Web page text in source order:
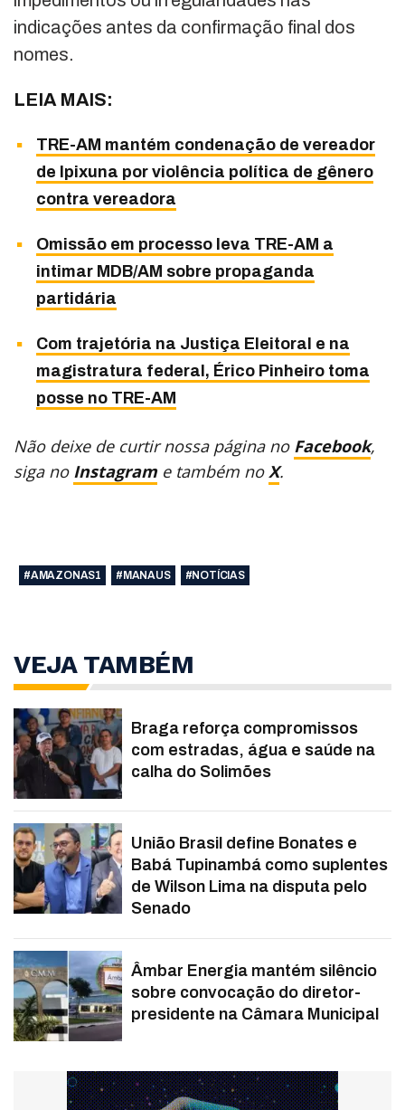
indicações antes da confirmação final dos
nomes.
LEIA MAIS:
TRE-AM mantém condenação de vereador
de Ipixuna por violência política de gênero
contra vereadora
Omissão em processo leva TRE-AM a
intimar MDB/AM sobre propaganda
partidária
Com trajetória na Justiça Eleitoral e na
magistratura federal, Érico Pinheiro toma
posse no TRE-AM
Não deixe de curtir nossa página no Facebook,
siga no Instagram e também noX.
#AMAZONAS1 #MANAUS #NOTÍCIAS
VEJA TAMBÉM
Braga reforça compromissos
com estradas, água e saúde na
calha do Solimões
União Brasil define Bonates e
Babá Tupinambá como suplentes
de Wilson Lima na disputa pelo
Senado
Âmbar Energia mantém silêncio
sobre convocação do diretor-
presidente na Câmara Municipal